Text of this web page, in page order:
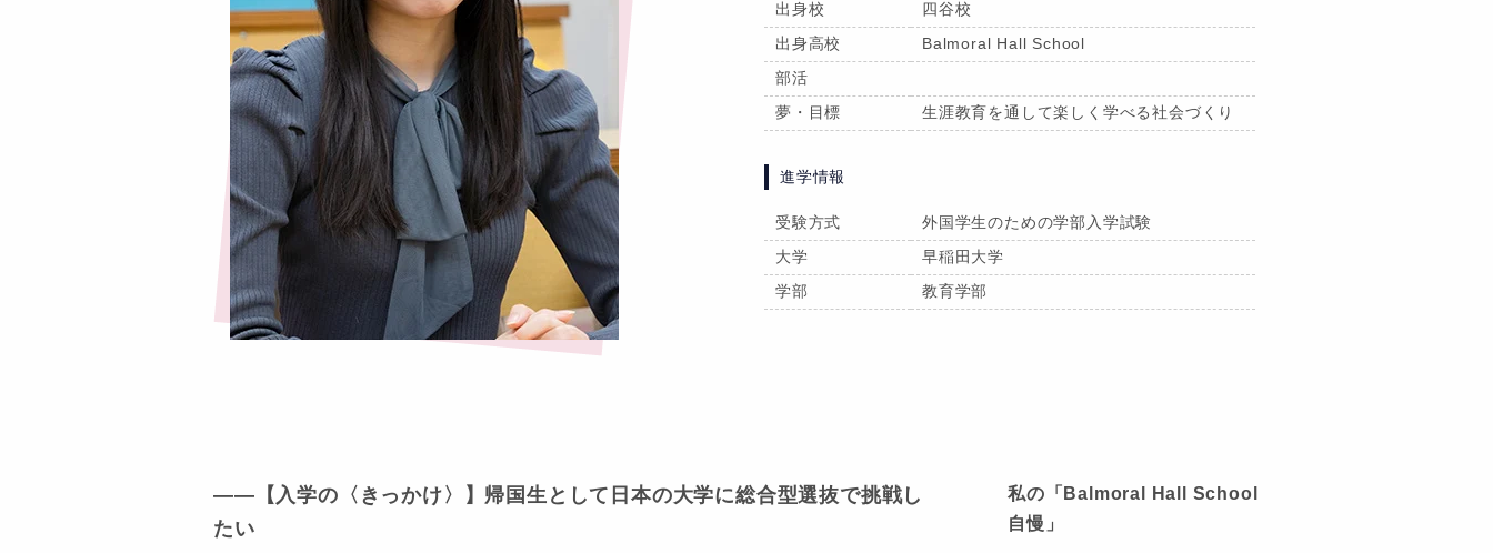
出身校 四谷校
出身高校 Balmoral Hall School
部活
夢・目標 生涯教育を通して楽しく学べる社会づくり
進学情報
受験方式 外国学生のための学部入学試験
大学 早稲田大学
学部 教育学部
――【入学の〈きっかけ〉】帰国生として日本の大学に総合型選抜で挑戦し
たい
私の「Balmoral Hall School
自慢」